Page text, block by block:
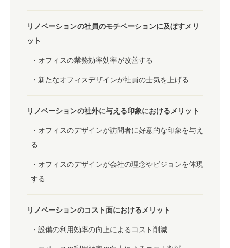
リノベーションの社員のモチベーションに及ぼすメリ
ット
オフィスの業務効率効率が改善する
新たなオフィスデザインが社員の士気を上げる
リノベーションの社外に与える印象におけるメリット
オフィスのデザインが訪問者に好意的な印象を与え
る
オフィスのデザインが会社の理念やビジョンを体現
する
リノベーションのコスト面におけるメリット
設備の利用効率の向上によるコスト削減